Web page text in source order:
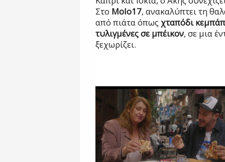
Στο Molo17, ανακαλύπτει τη
από πιάτα όπως χταπόδι
τυλιγμένες σε μπέικον, σε μια
ξεχωρίζει.